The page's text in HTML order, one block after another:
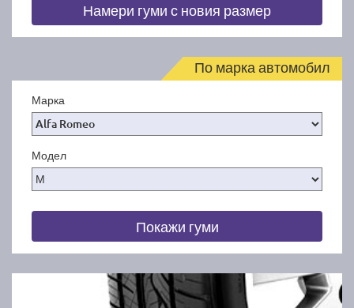
Намери гуми с новия размер
По марка автомобил
Марка
Модел
Покажи гуми